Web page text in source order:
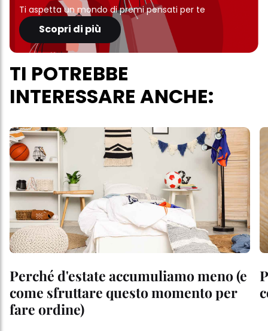
Ti aspetta un mondo di premi pensati per te
Scopri di più
TI POTREBBE
INTERESSARE ANCHE:
Perché d'estate accumuliamo meno (e
come sfruttare questo momento per
fare ordine)